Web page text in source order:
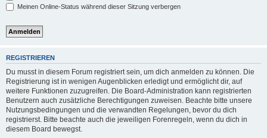
Meinen Online-Status während dieser Sitzung verbergen
REGISTRIEREN
Du musst in diesem Forum registriert sein, um dich anmelden zu können. Die
Registrierung ist in wenigen Augenblicken erledigt und ermöglicht dir, auf
weitere Funktionen zuzugreifen. Die Board-Administration kann registrierten
Benutzern auch zusätzliche Berechtigungen zuweisen. Beachte bitte unsere
Nutzungsbedingungen und die verwandten Regelungen, bevor du dich
registrierst. Bitte beachte auch die jeweiligen Forenregeln, wenn du dich in
diesem Board bewegst.